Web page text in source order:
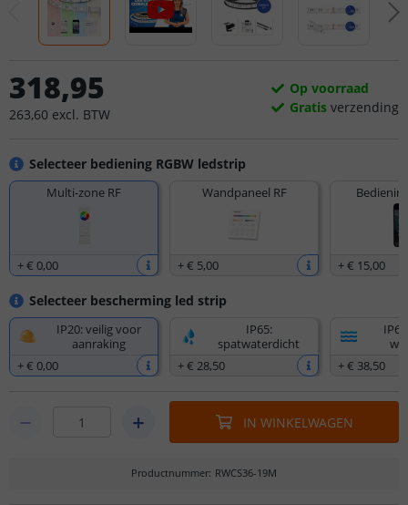
Selecteer bediening RGBW ledstrip
Multi-zone RF
+€ 0,00
Wandpaneel RF
+€ 5,00 +€ 15,00
Selecteer bescherming led strip
IP20: veilig voor
aanraking
+€ 0,00
IP65:
spatwaterdicht
+€ 28,50
+€ 38,50
318,95
263,60 excl. BTW
Op voorraad
Gratis verzending
IN WINKELWAGEN
Productnummer: RWCS36-19M